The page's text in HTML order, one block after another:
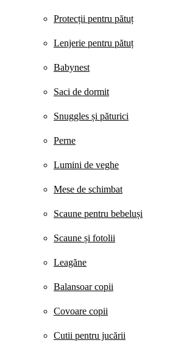
Protecții pentru pătuț
Lenjerie pentru pătuț
Babynest
Saci de dormit
Snuggles și păturici
Perne
Lumini de veghe
Mese de schimbat
Scaune pentru bebeluși
Scaune și fotolii
Leagăne
Balansoar copii
Covoare copii
Cutii pentru jucării